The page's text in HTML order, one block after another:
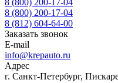
8 (800) 200-17-04
8 (800) 200-17-04
8 (812) 604-64-00
Заказать звонок
E-mail
info@krepauto.ru
Адрес
г. Санкт-Петербург,